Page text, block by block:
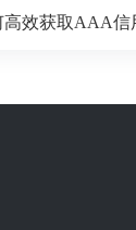
高效获取AAA